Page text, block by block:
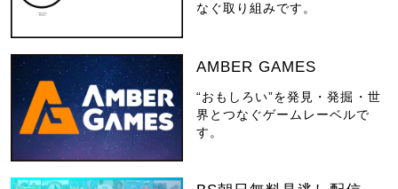
なぐ取り組みです。
AMBER GAMES
“おもしろい”を発見・発掘・世
界とつなぐゲームレーベルで
す。